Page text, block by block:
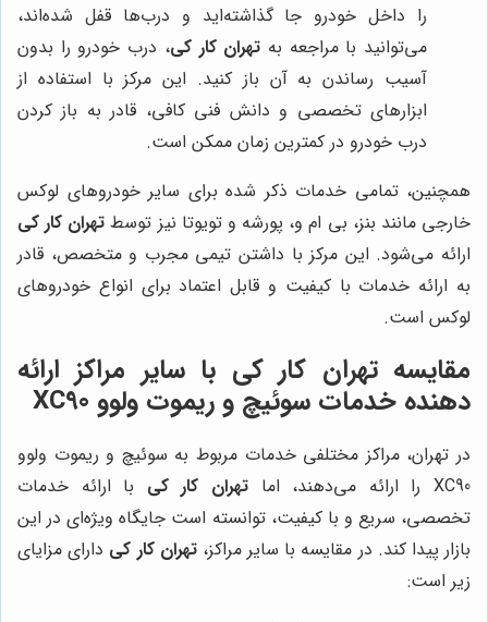
را داخل خودرو جا گذاشته‌اید و درب‌ها قفل شده‌اند،
می‌توانید با مراجعه به تهران کار کی، درب خودرو را بدون
آسیب رساندن به آن باز کنید. این مرکز با استفاده از
ابزارهای تخصصی و دانش فنی کافی، قادر به باز کردن
درب خودرو در کمترین زمان ممکن است.
همچنین، تمامی خدمات ذکر شده برای سایر خودروهای لوکس
خارجی مانند بنز، بی ام و، پورشه و تویوتا نیز توسط تهران کار کی
ارائه می‌شود. این مرکز با داشتن تیمی مجرب و متخصص، قادر
به ارائه خدمات با کیفیت و قابل اعتماد برای انواع خودروهای
لوکس است.
مقایسهتهران کار کی با سایر مراکز ارائه
دهنده خدمات سوئیچ و ریموت ولوو XC90
در تهران، مراکز مختلفی خدمات مربوط به سوئیچ و ریموت ولوو
XC90 را ارائه می‌دهند، اما
تهران کار کی با ارائه خدمات
تخصصی، سریع و با کیفیت، توانسته است جایگاه ویژه‌ای در این
بازار پیدا کند. در مقایسه با سایر مراکز،تهران کار کی دارای مزایای
زیر است: